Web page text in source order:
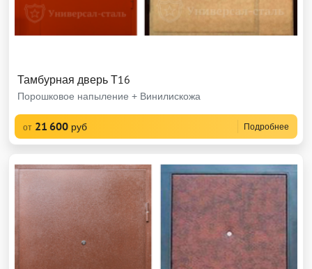
Тамбурная дверь Т16
Порошковое напыление + Винилискожа
от 21 600 руб Подробнее